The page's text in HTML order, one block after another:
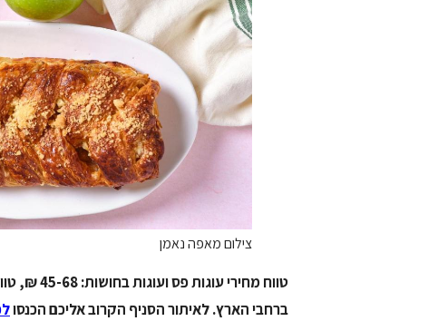
צילום מאפה נאמן
טווח מחירי עוגות פס ועוגות בחושות: 45-68 ₪, טווח מחירי מגשי אירוח: 110-250 ₪.
ברחבי הארץ.לאיתור הסניף הקרוב אליכם הכנסו